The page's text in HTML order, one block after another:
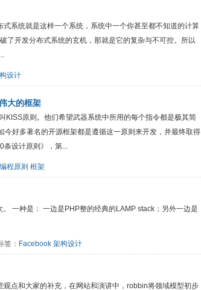
系统就是这样一个系统，系统中一个你甚至都不知道的计算
了开发分布式系统的玄机，那就是它的复杂与不可控。所以
设计
大的框架
KISS原则。他们希望武器系统中所用的每个指令都是极其简
好多著名的开源框架都是遵循这一原则来开发，并最终取得
条设计原则》，第...
编程原则 框架
一种是： 一边是PHP整的经典的LAMP stack；另外一边是
： Facebook 架构设计
点和大家的补充，在网站和演讲中，robbin将领域模型初步